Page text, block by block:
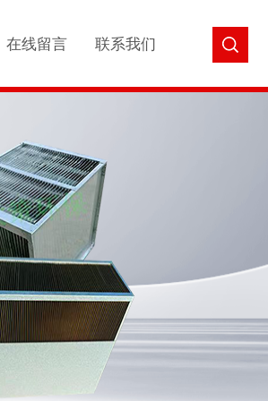
在线留言 联系我们